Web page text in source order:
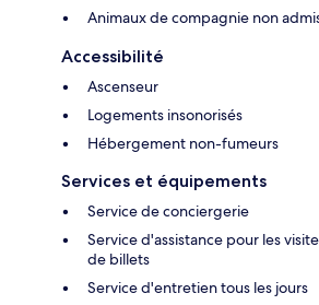
Animaux de compagnie non
Accessibilité
Ascenseur
Logements insonorisés
Hébergement non-fumeurs
Services et équipements
Service de conciergerie
Service d'assistance pour les
de billets
Service d'entretien tous les jours